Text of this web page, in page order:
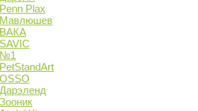
Penn Plax
Мавлюшев
ВАКА
SAVIC
№1
PetStandArt
OSSO
Дарэленд
Зооник